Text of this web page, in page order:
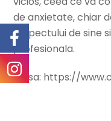
de anxietate, chiar
respectului de sine
profesionala.
Sursa: https://